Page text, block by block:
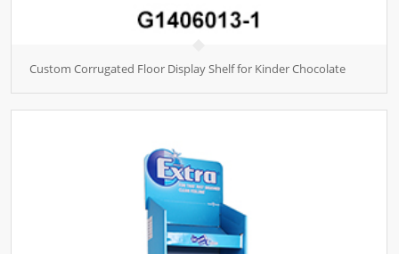
Custom Corrugated Floor Display Shelf for Kinder Chocolate